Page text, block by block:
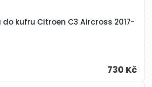
kufru Citroen C3 Aircross 2017-
730 Kč